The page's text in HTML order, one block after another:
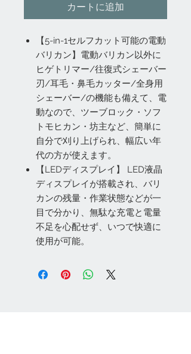
カートに追加
【5-in-1セルフカット可能の電動
バリカン】電動バリカン以外に
ヒゲトリマー/往復式シェーバー
刃/耳毛・鼻毛カッター/全身用
シェーバー/の機能も備えて、電
動なので、ツーブロック・ソフ
トモヒカン・坊主など、簡単に
自分で刈り上げられ、幅広い年
代の方が使えます。
【LEDディスプレイ】 LED液晶
ディスプレイが搭載され、バリ
カンの残量・作業状態などが一
目で分かり、無駄な充電と電量
不足を心配せず、いつで快適に
使用が可能。